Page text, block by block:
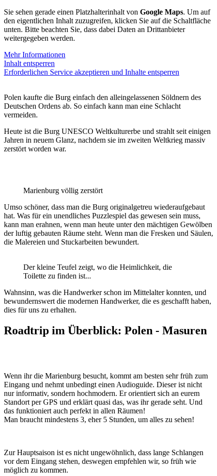
Sie sehen gerade einen Platzhalterinhalt von Google Maps. Um auf
den eigentlichen Inhalt zuzugreifen, klicken Sie auf die Schaltfläche
unten. Bitte beachten Sie, dass dabei Daten an Drittanbieter
weitergegeben werden.
Mehr Informationen
Inhalt entsperren
Erforderlichen Service akzeptieren und Inhalte entsperren
Polen kaufte die Burg einfach den alleingelassenen Söldnern des
Deutschen Ordens ab. So einfach kann man eine Schlacht
vermeiden.
Heute ist die Burg UNESCO Weltkulturerbe und strahlt seit einigen
Jahren in neuem Glanz, nachdem sie im zweiten Weltkrieg massiv
zerstört worden war.
Marienburg völlig zerstört
Umso schöner, dass man die Burg originalgetreu wiederaufgebaut
hat. Was für ein unendliches Puzzlespiel das gewesen sein muss,
kann man erahnen, wenn man heute unter den mächtigen Gewölben
der luftig gebauten Räume steht. Wenn man die Fresken und Säulen,
die Malereien und Stuckarbeiten bewundert.
Der kleine Teufel zeigt, wo die Heimlichkeit, die
Toilette zu finden ist...
Wahnsinn, was die Handwerker schon im Mittelalter konnten, und
bewundernswert die modernen Handwerker, die es geschafft haben,
dies für uns zu erhalten.
Roadtrip im Überblick: Polen - Masuren
Wenn ihr die Marienburg besucht, kommt am besten sehr früh zum
Eingang und nehmt unbedingt einen Audioguide. Dieser ist nicht
nur informativ, sondern hochmodern. Er orientiert sich an eurem
Standort per GPS und erklärt quasi das, was ihr gerade seht. Und
das funktioniert auch perfekt in allen Räumen!
Man braucht mindestens 3, eher 5 Stunden, um alles zu sehen!
Zur Hauptsaison ist es nicht ungewöhnlich, dass lange Schlangen
vor dem Eingang stehen, deswegen empfehlen wir, so früh wie
möglich zu kommen.